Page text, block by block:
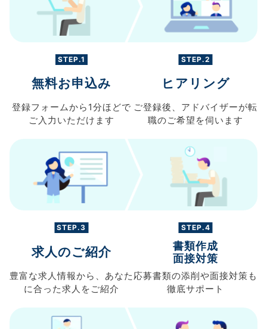
STEP.1
無料お申込み
登録フォームから 1分ほどで
ご入力 いただけます
STEP.2
ヒアリング
ご登録後、 アドバイザーが転
職のご希望を伺います
STEP.3
求人のご紹介
豊富な求人情報から、 あなた
に合った求人を ご紹介
STEP.4
書類作成
面接対策
応募書類の添削や面接対策も
徹底サポート